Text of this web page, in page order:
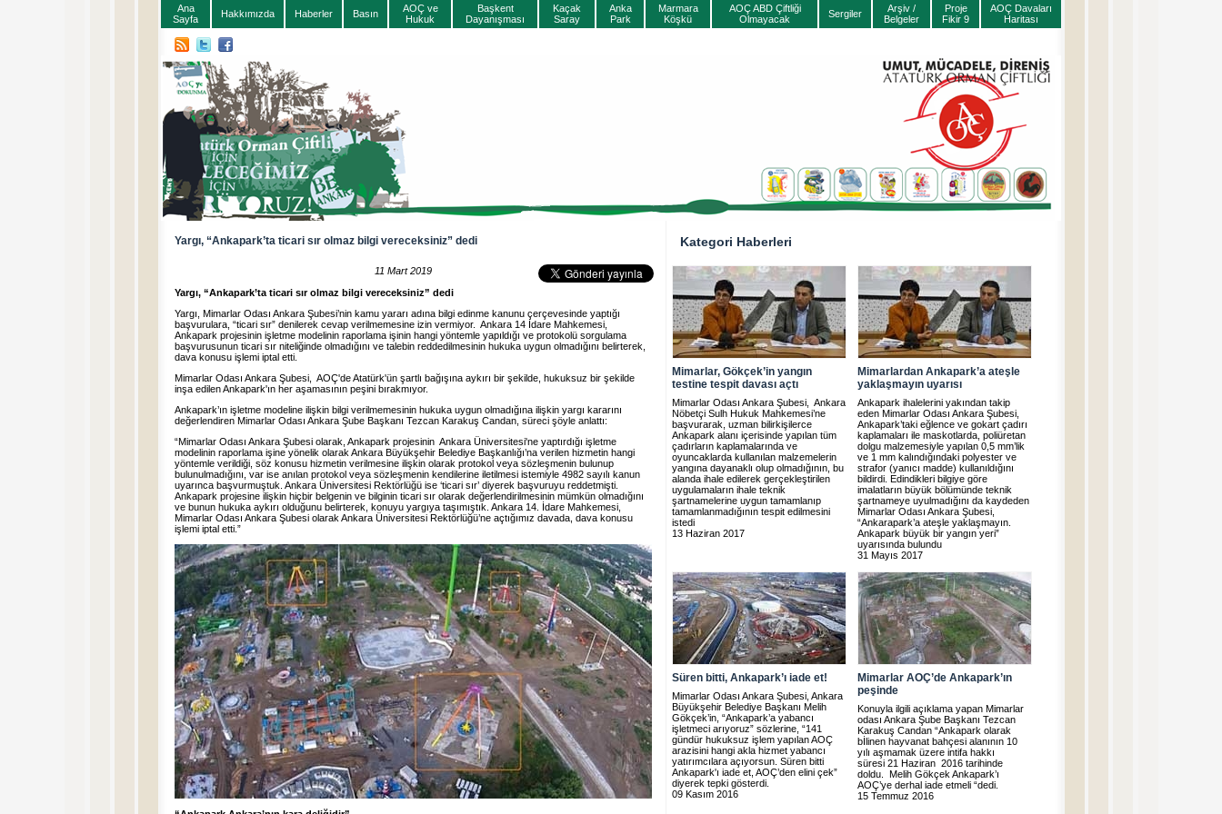
Ana
Sayfa
Hakkımızda Haberler Basın
AOÇ ve
Hukuk
Başkent
Dayanışması
Kaçak
Saray
Anka
Park
Marmara
Köşkü
AOÇ ABD Çiftliği
Olmayacak
Sergiler
Arşiv /
Belgeler
Proje
Fikir 9
AOÇ Davaları
Haritası
Yargı, “Ankapark’ta ticari sır olmaz bilgi vereceksiniz” dedi
11 Mart 2019
Yargı, “Ankapark’ta ticari sır olmaz bilgi vereceksiniz” dedi
Yargı, Mimarlar Odası Ankara Şubesi’nin kamu yararı adına bilgi edinme kanunu çerçevesinde yaptığı
başvurulara, “ticari sır” denilerek cevap verilmemesine izin vermiyor. Ankara 14 İdare Mahkemesi,
Ankapark projesinin işletme modelinin raporlama işinin hangi yöntemle yapıldığı ve protokolü sorgulama
başvurusunun ticari sır niteliğinde olmadığını ve talebin reddedilmesinin hukuka uygun olmadığını belirterek,
dava konusu işlemi iptal etti.
Mimarlar Odası Ankara Şubesi, AOÇ'de Atatürk'ün şartlı bağışına aykırı bir şekilde, hukuksuz bir şekilde
inşa edilen Ankapark'ın her aşamasının peşini bırakmıyor.
Ankapark’ın işletme modeline ilişkin bilgi verilmemesinin hukuka uygun olmadığına ilişkin yargı kararını
değerlendiren Mimarlar Odası Ankara Şube Başkanı Tezcan Karakuş Candan, süreci şöyle anlattı:
“Mimarlar Odası Ankara Şubesi olarak, Ankapark projesinin Ankara Üniversitesi'ne yaptırdığı işletme
modelinin raporlama işine yönelik olarak Ankara Büyükşehir Belediye Başkanlığı’na verilen hizmetin hangi
yöntemle verildiği, söz konusu hizmetin verilmesine ilişkin olarak protokol veya sözleşmenin bulunup
bulunulmadığını, var ise anılan protokol veya sözleşmenin kendilerine iletilmesi istemiyle 4982 sayılı kanun
uyarınca başvurmuştuk. Ankara Üniversitesi Rektörlüğü ise ‘ticari sır’ diyerek başvuruyu reddetmişti.
Ankapark projesine ilişkin hiçbir belgenin ve bilginin ticari sır olarak değerlendirilmesinin mümkün olmadığını
ve bunun hukuka aykırı olduğunu belirterek, konuyu yargıya taşımıştık. Ankara 14. İdare Mahkemesi,
Mimarlar Odası Ankara Şubesi olarak Ankara Üniversitesi Rektörlüğü’ne açtığımız davada, dava konusu
işlemi iptal etti.”
Kategori Haberleri
Mimarlar, Gökçek’in yangın
testine tespit davası açtı
Mimarlar Odası Ankara Şubesi, Ankara
Nöbetçi Sulh Hukuk Mahkemesi’ne
başvurarak, uzman bilirkişilerce
Ankapark alanı içerisinde yapılan tüm
çadırların kaplamalarında ve
oyuncaklarda kullanılan malzemelerin
yangına dayanaklı olup olmadığının, bu
alanda ihale edilerek gerçekleştirilen
uygulamaların ihale teknik
şartnamelerine uygun tamamlanıp
tamamlanmadığının tespit edilmesini
istedi
13 Haziran 2017
Mimarlardan Ankapark’a ateşle
yaklaşmayın uyarısı
Ankapark ihalelerini yakından takip
eden Mimarlar Odası Ankara Şubesi,
Ankapark’taki eğlence ve gokart çadırı
kaplamaları ile maskotlarda, poliüretan
dolgu malzemesiyle yapılan 0,5 mm’lik
ve 1 mm kalındığındaki polyester ve
strafor (yanıcı madde) kullanıldığını
bildirdi. Edindikleri bilgiye göre
imalatların büyük bölümünde teknik
şartnameye uyulmadığını da kaydeden
Mimarlar Odası Ankara Şubesi,
“Ankarapark’a ateşle yaklaşmayın.
Ankapark büyük bir yangın yeri”
uyarısında bulundu
31 Mayıs 2017
Süren bitti, Ankapark’ı iade et!
Mimarlar Odası Ankara Şubesi, Ankara
Büyükşehir Belediye Başkanı Melih
Gökçek’in, “Ankapark’a yabancı
işletmeci arıyoruz” sözlerine, “141
gündür hukuksuz işlem yapılan AOÇ
arazisini hangi akla hizmet yabancı
yatırımcılara açıyorsun. Süren bitti
Ankapark'ı iade et, AOÇ’den elini çek”
diyerek tepki gösterdi.
09 Kasım 2016
Mimarlar AOÇ’de Ankapark’ın
peşinde
Konuyla ilgili açıklama yapan Mimarlar
odası Ankara Şube Başkanı Tezcan
Karakuş Candan “Ankapark olarak
bİlinen hayvanat bahçesi alanının 10
yılı aşmamak üzere intifa hakkı
süresi 21 Haziran 2016 tarihinde
doldu. Melih Gökçek Ankapark’ı
AOÇ’ye derhal iade etmeli “dedi.
15 Temmuz 2016